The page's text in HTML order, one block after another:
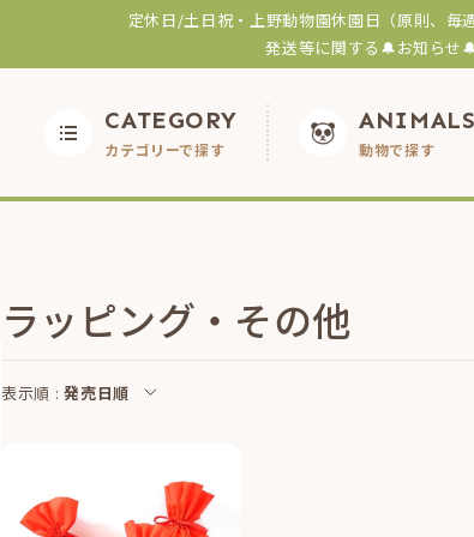
定休日/土日祝・上野動物園休園日（原則、毎
発送等に関する🔔お知らせ
CATEGORY
カテゴリーで探す
ANIMALS
動物で探す
ラッピング・その他
表示順 : 発売日順